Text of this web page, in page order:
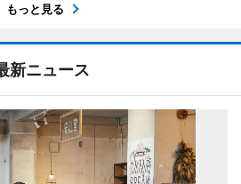
もっと見る
新ニュース